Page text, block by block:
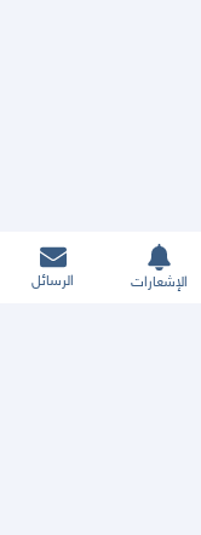
الإشعارات الرسائل